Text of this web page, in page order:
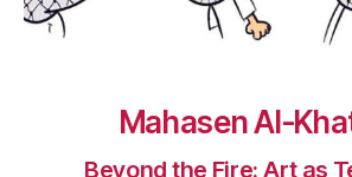
Mahasen Al-
Beyond the Fire: Art as